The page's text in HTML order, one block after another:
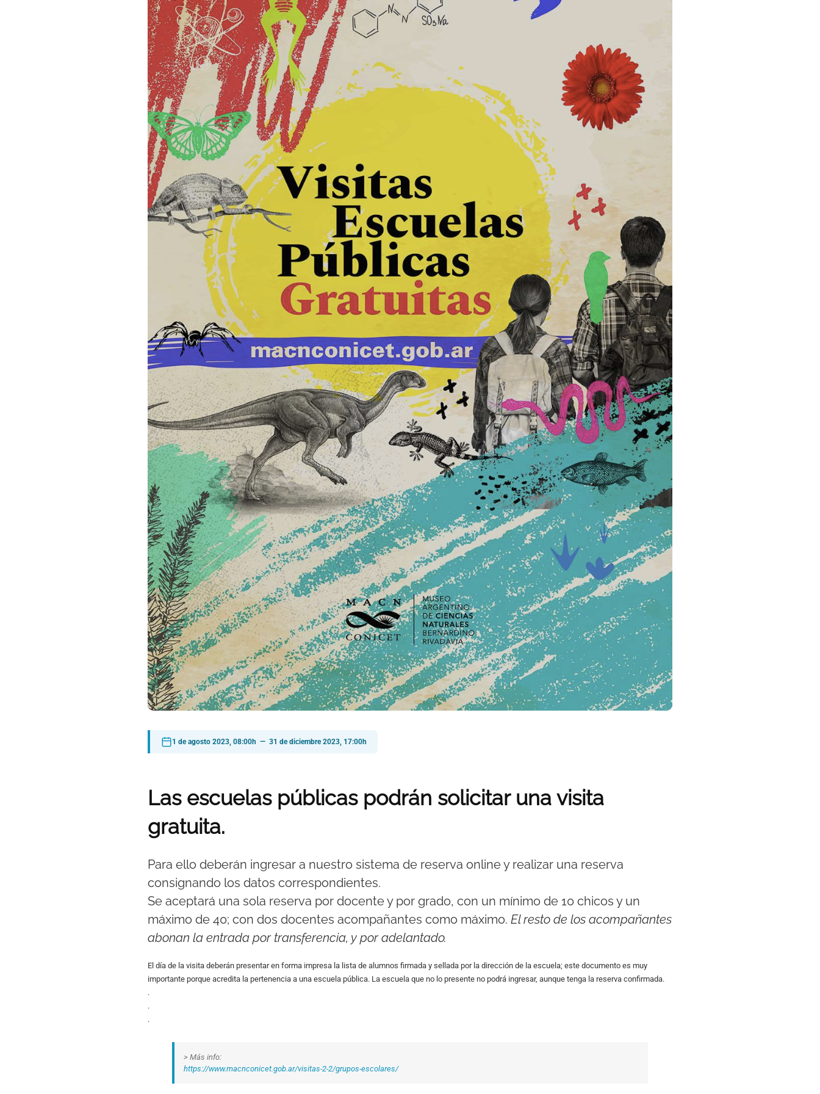
1 de agosto 2023, 08:00h — 31 de diciembre 2023, 17:00h
Las escuelas públicas podrán solicitar una visita
gratuita.
Para ello deberán ingresar a nuestro sistema de reserva online y realizar una reserva
consignando los datos correspondientes.
Se aceptará una sola reserva por docente y por grado, con un mínimo de 10 chicos y un
máximo de 40; con dos docentes acompañantes como máximo. El resto de los acompañantes
abonan la entrada por transferencia, y por adelantado.
El día de la visita deberán presentar en forma impresa la lista de alumnos firmada y sellada por la dirección de la escuela; este documento es muy
importante porque acredita la pertenencia a una escuela pública. La escuela que no lo presente no podrá ingresar, aunque tenga la reserva confirmada.
.
.
.
> Más info:
https://www.macnconicet.gob.ar/visitas-2-2/grupos-escolares/